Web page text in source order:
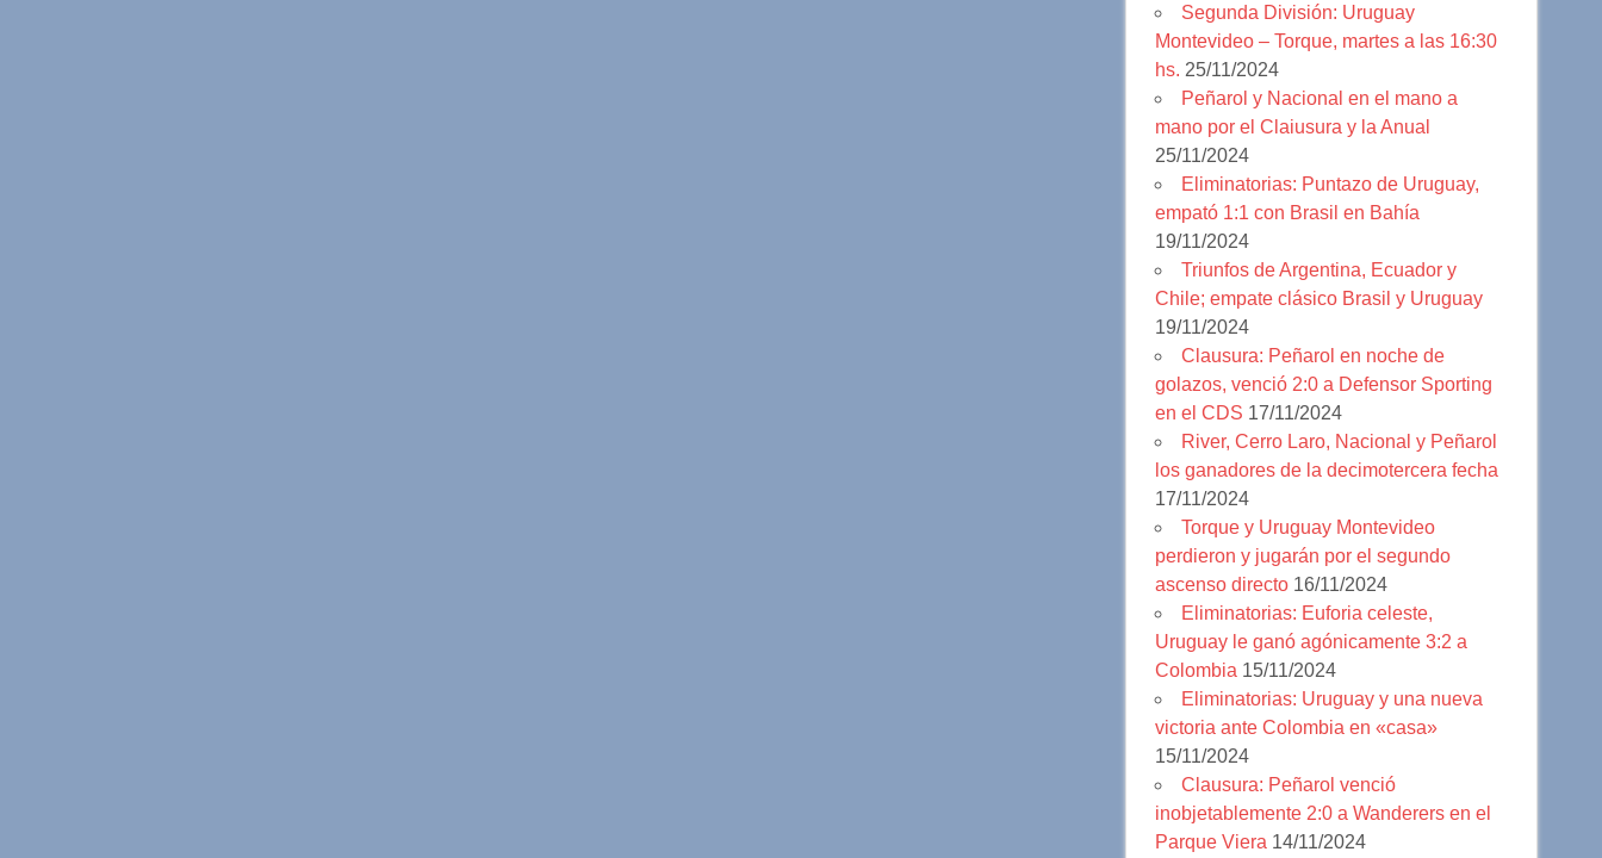
Segunda División: Uruguay
Montevideo – Torque, martes a las 16:30
hs. 25/11/2024
Peñarol y Nacional en el mano a
mano por el Claiusura y la Anual
25/11/2024
Eliminatorias: Puntazo de Uruguay,
empató 1:1 con Brasil en Bahía
19/11/2024
Triunfos de Argentina, Ecuador y
Chile; empate clásico Brasil y Uruguay
19/11/2024
Clausura: Peñarol en noche de
golazos, venció 2:0 a Defensor Sporting
en el CDS 17/11/2024
River, Cerro Laro, Nacional y Peñarol
los ganadores de la decimotercera fecha
17/11/2024
Torque y Uruguay Montevideo
perdieron y jugarán por el segundo
ascenso directo 16/11/2024
Eliminatorias: Euforia celeste,
Uruguay le ganó agónicamente 3:2 a
Colombia 15/11/2024
Eliminatorias: Uruguay y una nueva
victoria ante Colombia en «casa»
15/11/2024
Clausura: Peñarol venció
inobjetablemente 2:0 a Wanderers en el
Parque Viera 14/11/2024